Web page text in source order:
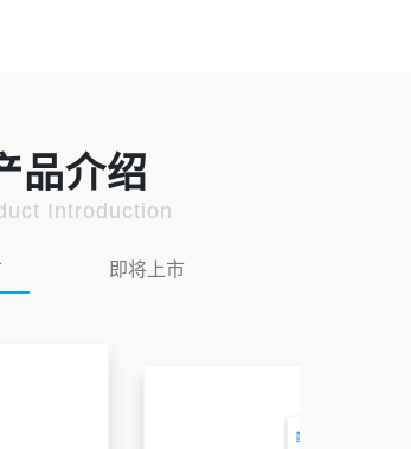
品介绍
Introduction
即将上市